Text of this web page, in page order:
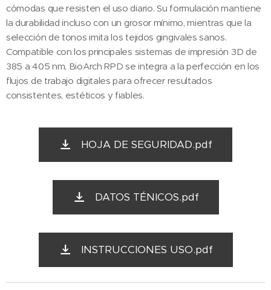
cómodas que resisten el uso diario. Su formulación mantiene
la durabilidad incluso con un grosor mínimo, mientras que la
selección de tonos imita los tejidos gingivales sanos.
Compatible con los principales sistemas de impresión 3D de
385 a 405 nm, BioArch RPD se integra a la perfección en los
flujos de trabajo digitales para ofrecer resultados
consistentes, estéticos y fiables.
HOJA DE SEGURIDAD.pdf
DATOS TÉNICOS.pdf
INSTRUCCIONES USO.pdf